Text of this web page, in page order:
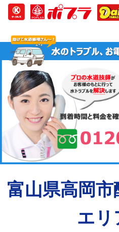
富山県高岡市
エリ